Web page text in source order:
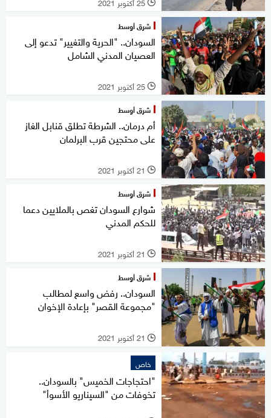
l
شرق أوسط
السودان.. "الحرية والتغيير" تدعو إلى
العصيان المدني الشامل
l 25 أكتوبر 2021
شرق أوسط
أم درمان.. الشرطة تطلق قنابل الغاز
على محتجين قرب البرلمان
l 21 أكتوبر 2021
شرق أوسط
شوارع السودان تغص بالملايين دعما
للحكم المدني
l 21 أكتوبر 2021
شرق أوسط
السودان.. رفض واسع لمطالب
"مجموعة القصر" بإعادة الإخوان
l 21 أكتوبر 2021
خاص
"احتجاجات الخميس" بالسودان..
تخوفات من "السيناريو الأسوأ"